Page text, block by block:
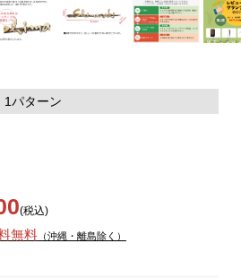
1パターン
(税込)
無料（沖縄・離島除く）